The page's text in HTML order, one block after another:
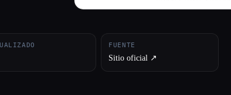
FUENTE
Sitio oficial ↗︎